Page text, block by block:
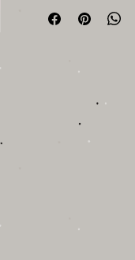
Face interne en PUL
taille unique évolutive